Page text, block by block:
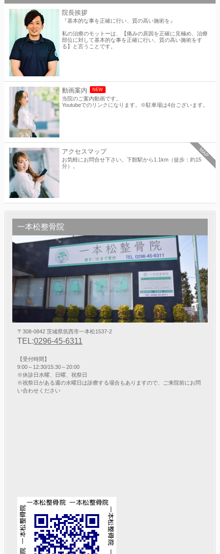
院長挨拶
『基本的な事を正確に行い、質の高い施術を』
私の治療のモットーは、【痛みの原因を正確に見極め、治療
部位に対して基本的な事を正確に行い、質の高い施術をす
る】と言うことです。
動画案内 NEW
当院のご案内動画です。
Youtubeでのリンクになります。※駐車場は4台ございます。
アクセスマップ
お気軽にお問合せ下さい。下館駅から1.1km（徒歩：約15
分）。
MAP
一本松整骨院
〒308-0842 茨城県筑西市一本松1537-2
TEL:0296-45-6311
【受付時間】
9:00～12:30/15:30～20:00
※休診日水曜、日曜、祝祭日
※祝祭日がある週の水曜日は診療する場合もありますので、ご来院前にお問
い合わせください